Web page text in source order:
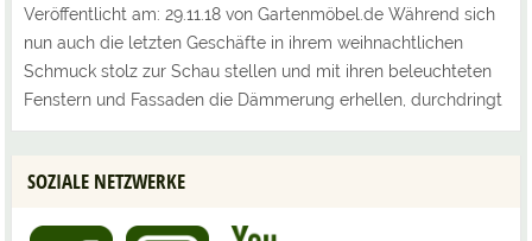
Veröffentlicht am: 29.11.18 von Gartenmöbel.de Während sich
nun auch die letzten Geschäfte in ihrem weihnachtlichen
Schmuck stolz zur Schau stellen und mit ihren beleuchteten
Fenstern und Fassaden die Dämmerung erhellen, durchdringt
der Duft von Glühwein, gebrannten Mandeln und Zuckerwatte
SOZIALE NETZWERKE